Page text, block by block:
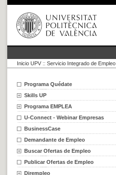
Inicio UPV :: Servicio Integrado de Empleo
Programa Quédate
Skills UP
Programa EMPLEA
U-Connect - Webinar Empresas
BusinessCase
Demandante de Empleo
Buscar Ofertas de Empleo
Publicar Ofertas de Empleo
Dirempleo